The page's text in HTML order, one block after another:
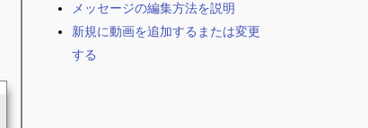
メッセージの編集方法を説明
新規に動画を追加するまたは変更
する